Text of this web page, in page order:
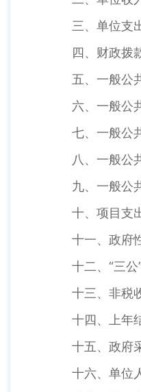
三、单位支
四、财政拨
五、一般公
六、一般公
七、一般公
八、一般公
九、一般公
十、项目支
十一、政府
十二、“三
十三、非税
十四、上年
十五、政府
十六、单位